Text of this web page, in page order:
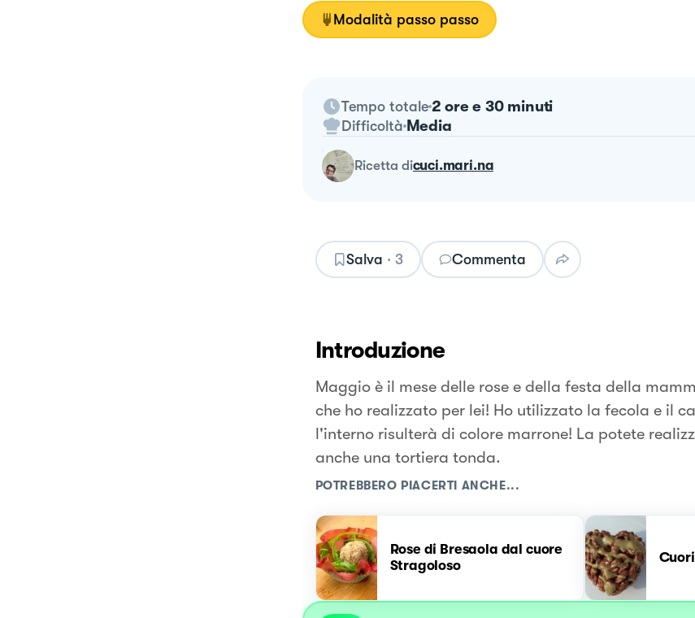
Modalità passo passo
Tempo totale 2 ore e 30 minuti
Difficoltà Media
ricetta dicuci.mari.na
Salva · 3 Commenta
Introduzione
Maggio è il mese delle rose e della festa della
che ho realizzato per lei! Ho utilizzato la fecola e il
l'interno risulterà di colore marrone! La potete
anche una tortiera tonda.
POTREBBERO PIACERTI ANCHE...
Rose di Bresaola dal cuore
Stragoloso